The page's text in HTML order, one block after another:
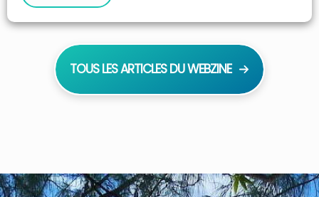
TOUS LES ARTICLES DU WEBZINE